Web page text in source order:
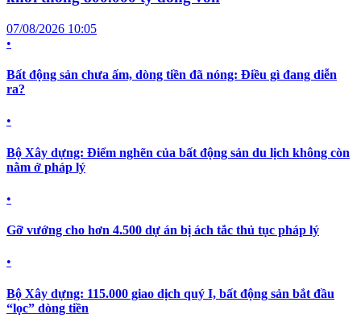
07/08/2026 10:05
•
Bất động sản chưa ấm, dòng tiền đã nóng: Điều gì đang diễn
ra?
•
Bộ Xây dựng: Điểm nghẽn của bất động sản du lịch không còn
nằm ở pháp lý
•
Gỡ vướng cho hơn 4.500 dự án bị ách tắc thủ tục pháp lý
•
Bộ Xây dựng: 115.000 giao dịch quý I, bất động sản bắt đầu
“lọc” dòng tiền